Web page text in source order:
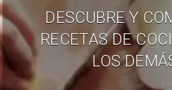
DESCUBRE Y
RECETAS DE
LOS